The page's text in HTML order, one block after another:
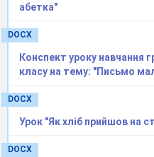
абетка"
DOCX
Конспект уроку навчання
класу на тему: "Письмо
DOCX
Урок "Як хліб прийшов на
DOCX